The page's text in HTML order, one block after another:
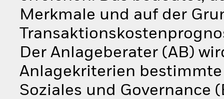
Merkmale und auf der
Der Anlageberater (AB)
Anlagekriterien
Soziales und Governance